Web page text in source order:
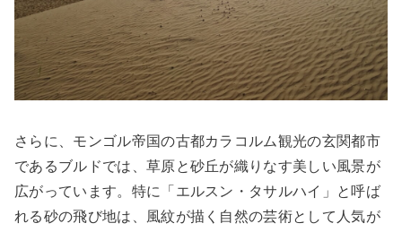
さらに、モンゴル帝国の古都カラコルム観光の玄関都市
であるブルドでは、草原と砂丘が織りなす美しい風景が
広がっています。特に「エルスン・タサルハイ」と呼ば
れる砂の飛び地は、風紋が描く自然の芸術として人気が